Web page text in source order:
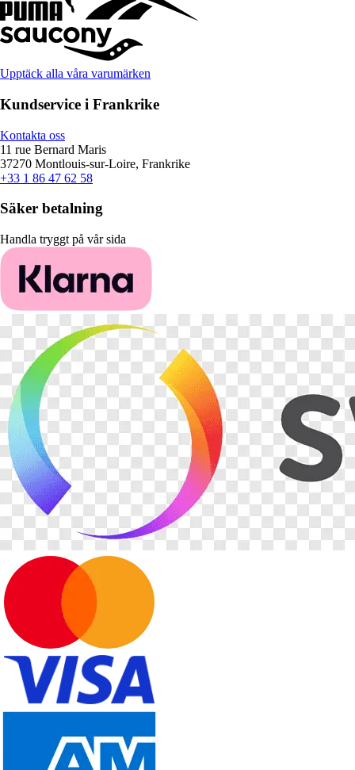
Upptäck alla våra varumärken
Kundservice i Frankrike
Kontakta oss
11 rue Bernard Maris
37270 Montlouis-sur-Loire, Frankrike
+33 1 86 47 62 58
Säker betalning
Handla tryggt på vår sida